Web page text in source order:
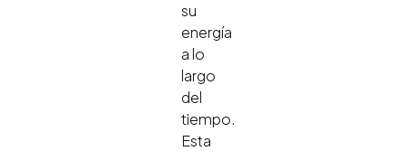
su
energía
a lo
largo
del
tiempo.
Esta